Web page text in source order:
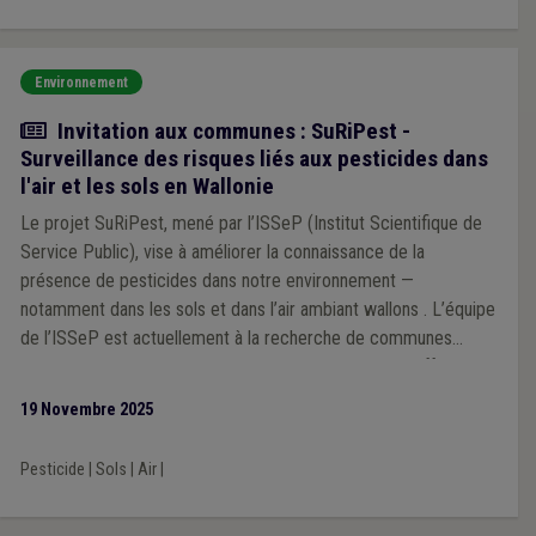
Environnement
Actualité
Invitation aux communes : SuRiPest -
Surveillance des risques liés aux pesticides dans
l'air et les sols en Wallonie
Le projet SuRiPest, mené par l’ISSeP (Institut Scientifique de
Service Public), vise à améliorer la connaissance de la
présence de pesticides dans notre environnement —
notamment dans les sols et dans l’air ambiant wallons . L’équipe
de l’ISSeP est actuellement à la recherche de communes
19 Novembre 2025
Pesticide Sols Air|